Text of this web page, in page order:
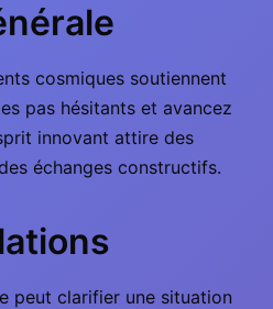
cosmiques soutiennent
pas hésitants et avancez
innovant attire des
échanges constructifs.
peut clarifier une situation